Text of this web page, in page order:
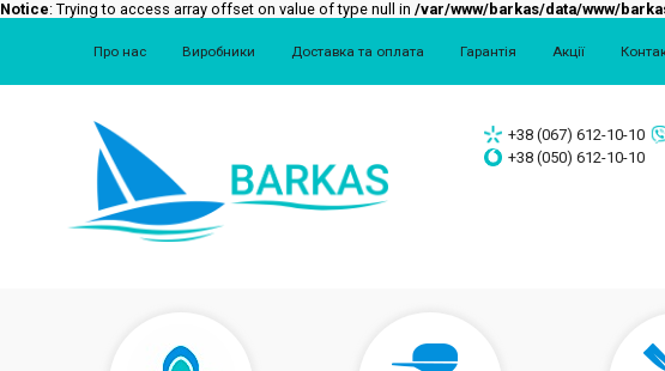
Notice: Trying to access array offset on value of type null in /var/www/barkas/data/www/
Про нас Виробники Доставка та оплата Гарантія Акції
+38 (067) 612-10-10
+38 (050) 612-10-10